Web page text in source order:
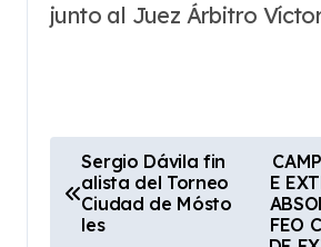
junto al Juez Árbitro
a
Sergio Dávila fin
alista del Torneo
Ciudad de Mósto
les
E
FEO